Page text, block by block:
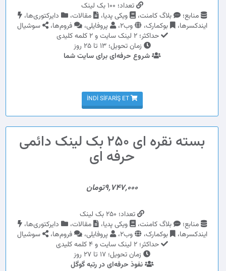
تعداد؛ 100 بک لینک
منابع؛
بلاگ کامنت، ویکی پدیا، مقالات،
دایرکتوری‌ها،
ایندکسرها،
بوکمارک، وب2، پروفایلی، فروم‌ها،
سوشیال
حداکثر؛ 2 لینک سایت و 2 کلمه کلیدی
زمان تحویل؛ 13 تا 25 روز
شروع حرفه‌ای برای سایت شما
İNDI SIFARIŞ ET
بسته نقره ای 250 بک لینک دائمی
حرفه ای
9,747,000تومان
تعداد؛ 250 بک لینک
منابع؛
بلاگ کامنت، ویکی پدیا، مقالات،
دایرکتوری‌ها،
ایندکسرها،
بوکمارک، وب2، پروفایلی، فروم‌ها،
سوشیال
حداکثر؛ 2 لینک سایت و 4 کلمه کلیدی
زمان تحویل؛ 17 تا 27 روز
نفوذ حرفه‌ای در رتبه گوگل